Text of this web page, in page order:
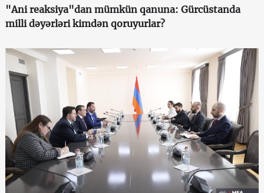
"Ani reaksiya"dan mümkün qanuna: Gürcüstanda
milli dəyərləri kimdən qoruyurlar?